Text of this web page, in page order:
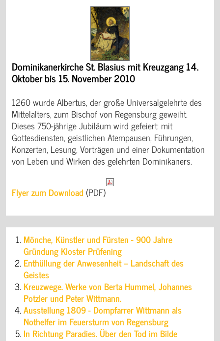
Dominikanerkirche St. Blasius mit Kreuzgang 14.
Oktober bis 15. November 2010
1260 wurde Albertus, der große Universalgelehrte des
Mittelalters, zum Bischof von Regensburg geweiht.
Dieses 750-jährige Jubiläum wird gefeiert: mit
Gottesdiensten, geistlichen Atempausen, Führungen,
Konzerten, Lesung, Vorträgen und einer Dokumentation
von Leben und Wirken des gelehrten Dominikaners.
Flyer zum Download(PDF)
Mönche, Künstler und Fürsten - 900 Jahre
Gründung Kloster Prüfening
Enthüllung der Anwesenheit – Landschaft des
Geistes
Kreuzwege. Werke von Berta Hummel, Johannes
Potzler und Peter Wittmann.
Ausstellung 1809 - Dompfarrer Wittmann als
Nothelfer im Feuersturm von Regensburg
In Richtung Paradies. Über den Tod im Bilde